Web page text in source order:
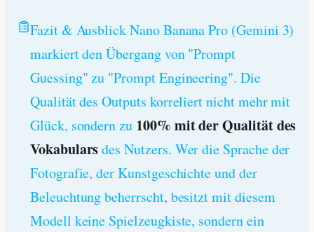
Fazit & Ausblick Nano Banana Pro (Gemini 3)
markiert den Übergang von "Prompt
Guessing" zu "Prompt Engineering". Die
Qualität des Outputs korreliert nicht mehr mit
Glück, sondern zu 100% mit der Qualität des
Vokabularsdes Nutzers. Wer die Sprache der
Fotografie, der Kunstgeschichte und der
Beleuchtung beherrscht, besitzt mit diesem
Modell keine Spielzeugkiste, sondern ein